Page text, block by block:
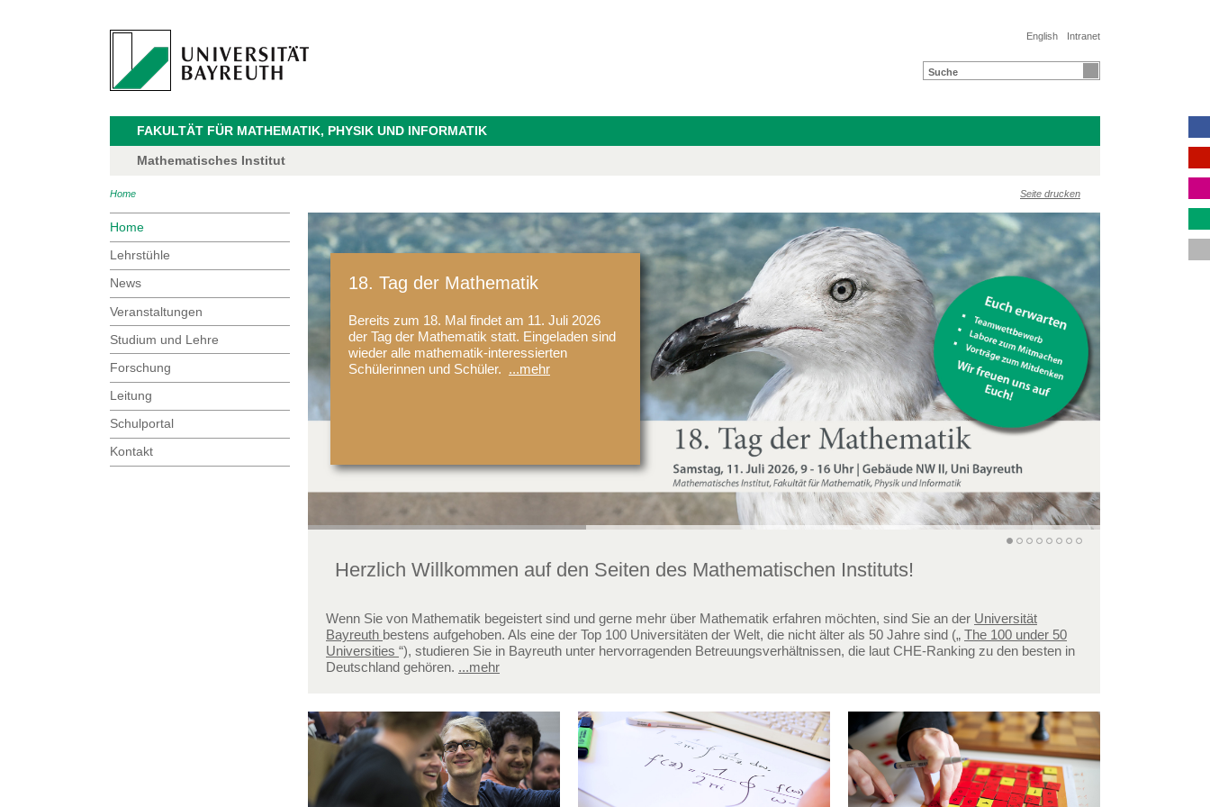
Intranet
English
FAKULTÄT FÜR MATHEMATIK, PHYSIK UND INFORMATIK
Mathematisches Institut
Home Seite drucken
Home
Lehrstühle
News
Veranstaltungen
Studium und Lehre
Forschung
Leitung
Schulportal
Kontakt
18. Tag der Mathematik
Bereits zum 18. Mal findet am 11. Juli 2026
der Tag der Mathematik statt. Eingeladen sind
wieder alle mathematik-interessierten
Schülerinnen und Schüler. ...mehr
Herzlich Willkommen auf den Seiten des Mathematischen Instituts!
Wenn Sie von Mathematik begeistert sind und gerne mehr über Mathematik erfahren möchten, sind Sie an der Universität
Bayreuth bestens aufgehoben. Als eine der Top 100 Universitäten der Welt, die nicht älter als 50 Jahre sind („ The 100 under 50
Universities “), studieren Sie in Bayreuth unter hervorragenden Betreuungsverhältnissen, die laut CHE-Ranking zu den besten in
Deutschland gehören. ...mehr